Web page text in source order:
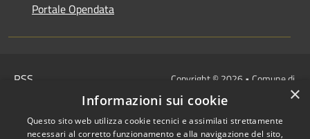
Portale Opendata
RSS
Cookie
Copyright © 2026 • Comune di
Villongo • Powered by
redazione
×
Informazioni sui cookie
Questo sito web utilizza cookie tecnici e assimilati strettamente
necessari al corretto funzionamento e alla navigazione del sito,